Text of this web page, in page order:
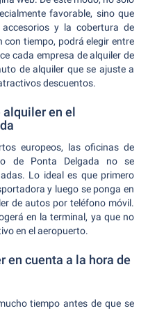
favorable, sino que
y la cobertura de
con tiempo, podrá elegir entre
cada empresa de alquiler de
de alquiler que se ajuste a
descuentos.
alquiler en el
europeos, las oficinas de
de Ponta Delgada no se
Lo ideal es que primero
y luego se ponga en
de autos por teléfono móvil.
en la terminal, ya que no
en el aeropuerto.
en cuenta a la hora de
tiempo antes de que se